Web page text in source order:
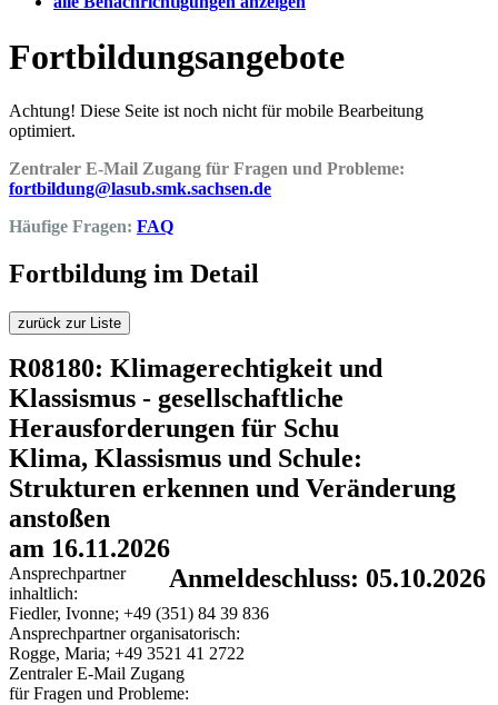
Fortbildungsangebote
Achtung! Diese Seite ist noch nicht für mobile Bearbeitung
optimiert.
Zentraler E-Mail Zugang für Fragen und Probleme:
fortbildung@lasub.smk.sachsen.de
Häufige Fragen: FAQ
Fortbildung im Detail
zurück zur Liste
R08180: Klimagerechtigkeit und
Klassismus - gesellschaftliche
Herausforderungen für Schu
Klima, Klassismus und Schule:
Strukturen erkennen und Veränderung
anstoßen
am 16.11.2026
Anmeldeschluss: 05.10.2026
Ansprechpartner
inhaltlich:
Fiedler, Ivonne; +49 (351) 84 39 836
Ansprechpartner organisatorisch:
Rogge, Maria; +49 3521 41 2722
Zentraler E-Mail Zugang
für Fragen und Probleme: